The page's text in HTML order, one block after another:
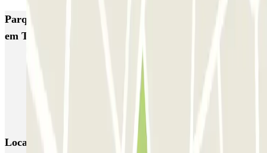
Parques de estacionamento com melhor classificação
em Tillé
Officiel P1 AÉROPORT PARIS-BEAUVAIS
Officiel P3 AÉROPORT PARIS-BEAUVAIS
Blue Valet - Aéroport de Beauvais (BVA)
Locais e eventos interessantes próximos de Blue Valet -